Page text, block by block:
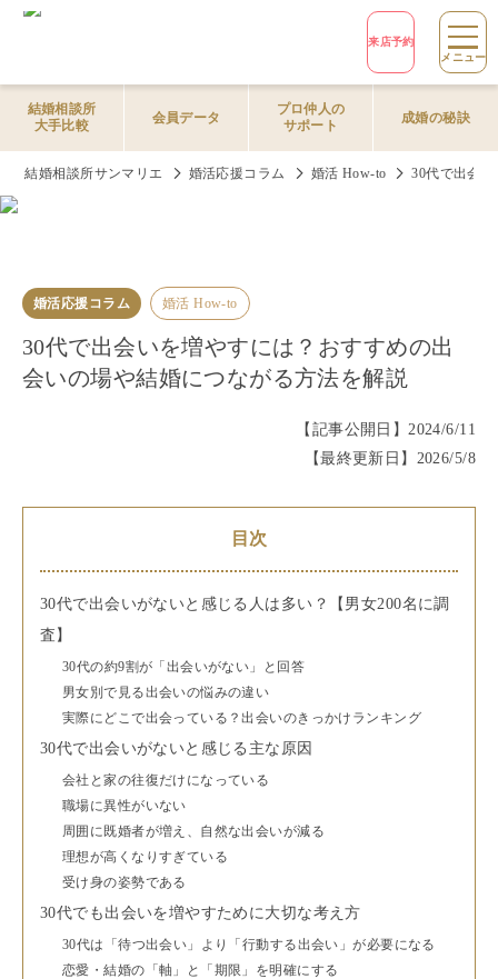
来店予約
メニュー
結婚相談所
大手比較
会員データ
プロ仲人の
サポート
成婚の秘訣
結婚相談所サンマリエ 婚活応援コラム 婚活 How-to 30代で出会
婚活応援コラム 婚活 How-to
30代で出会いを増やすには？おすすめの出
会いの場や結婚につながる方法を解説
【記事公開日】2024/6/11
【最終更新日】 2026/5/8
目次
30代で出会いがないと感じる人は多い？【男女200名に調
査】
30代の約9割が「出会いがない」と回答
男女別で見る出会いの悩みの違い
実際にどこで出会っている？出会いのきっかけランキング
30代で出会いがないと感じる主な原因
会社と家の往復だけになっている
職場に異性がいない
周囲に既婚者が増え、自然な出会いが減る
理想が高くなりすぎている
受け身の姿勢である
30代でも出会いを増やすために大切な考え方
30代は「待つ出会い」より「行動する出会い」が必要になる
恋愛・結婚の「軸」と「期限」を明確にする